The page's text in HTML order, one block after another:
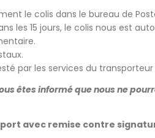
le colis dans le bureau de
les 15 jours, le colis nous est
par les services du transporteur
êtes informé que nous ne
avec remise contre